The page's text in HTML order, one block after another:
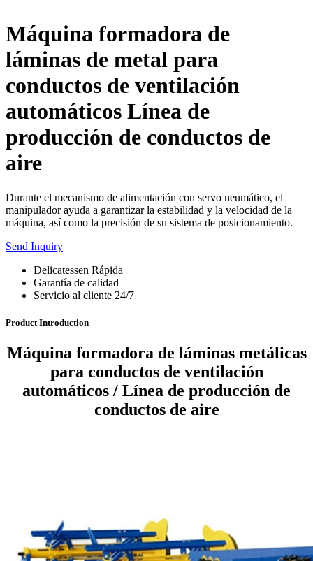
Máquina formadora de
láminas de metal para
conductos de ventilación
automáticos Línea de
producción de conductos de
aire
Durante el mecanismo de alimentación con servo neumático, el
manipulador ayuda a garantizar la estabilidad y la velocidad de la
máquina, así como la precisión de su sistema de posicionamiento.
Send Inquiry
Delicatessen Rápida
Garantía de calidad
Servicio al cliente 24/7
Product Introduction
Máquina formadora de láminas metálicas
para conductos de ventilación
automáticos / Línea de producción de
conductos de aire